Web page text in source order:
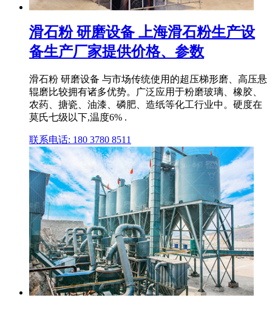
滑石粉 研磨设备 上海滑石粉生产设
备生产厂家提供价格、参数
滑石粉 研磨设备 与市场传统使用的超压梯形磨、高压悬
辊磨比较拥有诸多优势。广泛应用于粉磨玻璃、橡胶、
农药、搪瓷、油漆、磷肥、造纸等化工行业中。硬度在
莫氏七级以下,温度6% .
联系电话: 180 3780 8511